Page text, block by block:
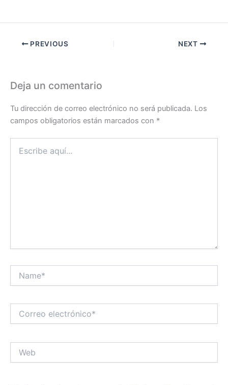
PREVIOUS NEXT
Deja un comentario
Tu dirección de correo electrónico no será publicada. Los
campos obligatorios están marcados con *
aquí...
electrónico*